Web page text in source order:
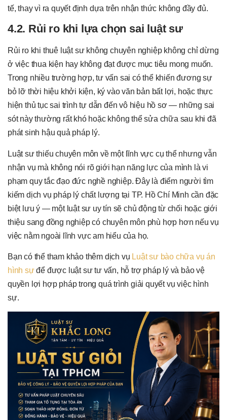
tế, thay vì ra quyết định dựa trên nhận thức không đầy đủ.
4.2. Rủi ro khi lựa chọn sai luật sư
Rủi ro khi thuê luật sư không chuyên nghiệp không chỉ dừng
ở việc thua kiện hay không đạt được mục tiêu mong muốn.
Trong nhiều trường hợp, tư vấn sai có thể khiến đương sự
bỏ lỡ thời hiệu khởi kiện, ký vào văn bản bất lợi, hoặc thực
hiện thủ tục sai trình tự dẫn đến vô hiệu hồ sơ — những sai
sót này thường rất khó hoặc không thể sửa chữa sau khi đã
phát sinh hậu quả pháp lý.
Luật sư thiếu chuyên môn về một lĩnh vực cụ thể nhưng vẫn
nhận vụ mà không nói rõ giới hạn năng lực của mình là vi
phạm quy tắc đạo đức nghề nghiệp. Đây là điểm người tìm
kiếm dịch vụ pháp lý chất lượng tại TP. Hồ Chí Minh cần đặc
biệt lưu ý — một luật sư uy tín sẽ chủ động từ chối hoặc giới
thiệu sang đồng nghiệp có chuyên môn phù hợp hơn nếu vụ
việc nằm ngoài lĩnh vực am hiểu của họ.
Bạn có thể tham khảo thêm dịch vụ Luật sư bào chữa vụ án
hình sựđể được luật sư tư vấn, hỗ trợ pháp lý và bảo vệ
quyền lợi hợp pháp trong quá trình giải quyết vụ việc hình
sự.